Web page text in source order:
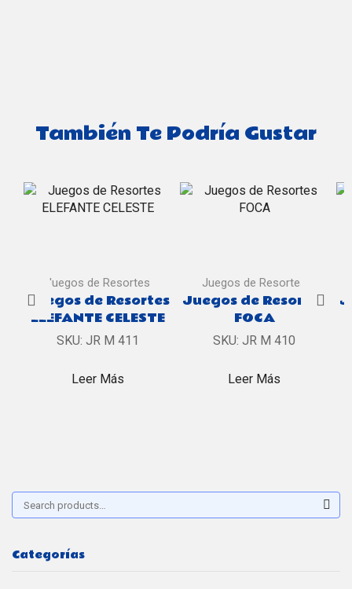
También Te Podría Gustar
Juegos de Resortes
Juegos de Resortes
ELEFANTE CELESTE
SKU: JR M 411
Leer Más
Juegos de Resortes
Juegos de Resortes
FOCA
SKU: JR M 410
Leer Más
Buscar:
Categorías